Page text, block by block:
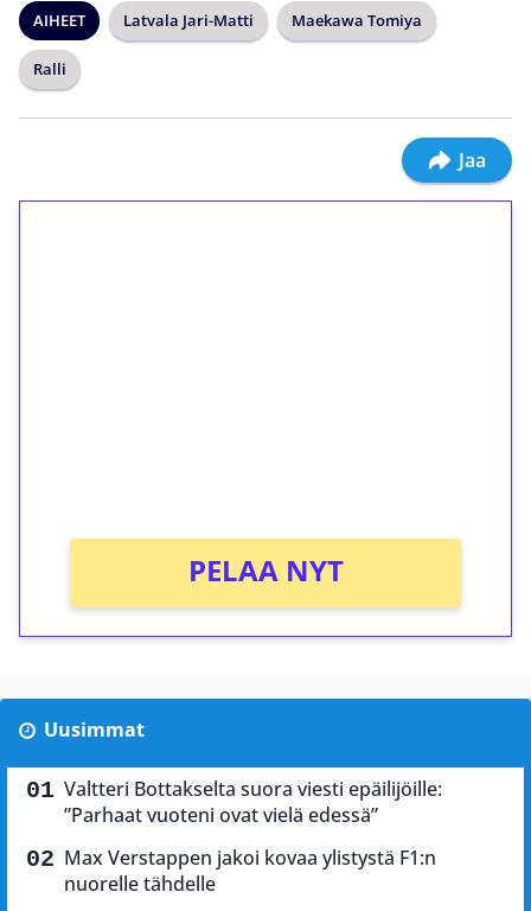
AIHEET Latvala Jari-Matti Maekawa Tomiya
Ralli
Jaa
PELAA NYT
Uusimmat
Valtteri Bottakselta suora viesti epäilijöille:
”Parhaat vuoteni ovat vielä edessä”
Max Verstappen jakoi kovaa ylistystä F1:n
nuorelle tähdelle